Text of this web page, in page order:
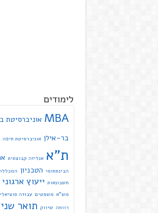
לימודים
MBA אוניברסיטת
בר-אילן אוניברסיטת חיפה
ת"א אנליזה קבוצתית
הבינתחומי הטכניון
חשבונאות ייעוץ ארגוני
מש"א משפטים עבודה
רווחה שיווק תואר שני